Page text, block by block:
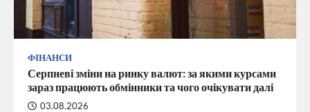
ФІНАНСИ
Серпневі зміни на ринку валют: за якими курсами
зараз працюють обмінники та чого очікувати далі
03.08.2026